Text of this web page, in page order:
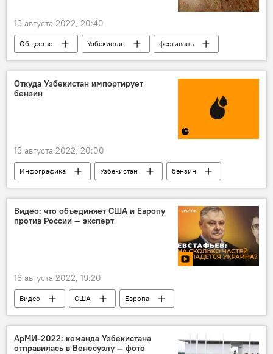
13 августа 2022, 20:40
Общество Узбекистан
фестиваль
еда
Ташкентская область
Откуда Узбекистан импортирует
бензин
13 августа 2022, 20:00
Инфографика Узбекистан
бензин
сотрудничество
Россия
Видео: что объединяет США и Европу
против России — эксперт
13 августа 2022, 19:20
Видео США
Европа
эксперт
Вашингтон
АрМИ-2022: команда Узбекистана
отправилась в Венесуэлу — фото